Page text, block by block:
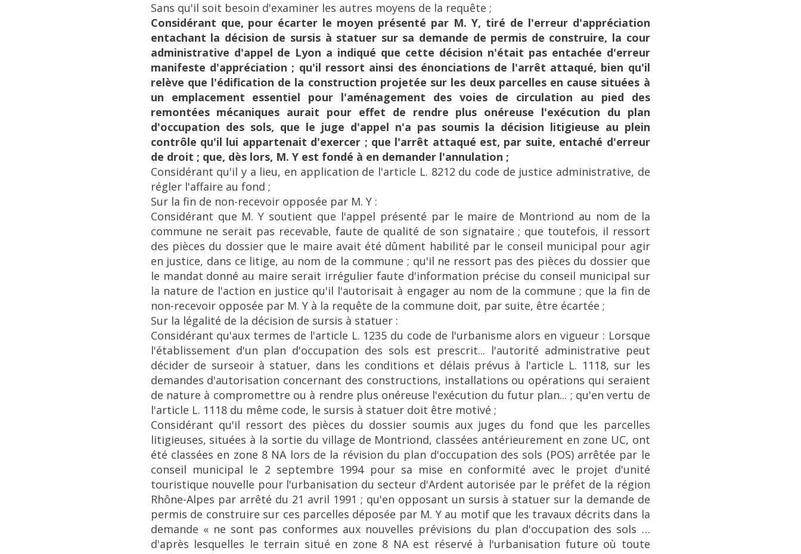
Sans qu'il soit besoin d'examiner les autres moyens de la requête ;
Considérant que, pour écarter le moyen présenté par M. Y, tiré de l'erreur d'appréciation
entachant la décision de sursis à statuer sur sa demande de permis de construire, la cour
administrative d'appel de Lyon a indiqué que cette décision n'était pas entachée d'erreur
manifeste d'appréciation ; qu'il ressort ainsi des énonciations de l'arrêt attaqué, bien qu'il
relève que l'édification de la construction projetée sur les deux parcelles en cause situées à
un emplacement essentiel pour l'aménagement des voies de circulation au pied des
remontées mécaniques aurait pour effet de rendre plus onéreuse l'exécution du plan
d'occupation des sols, que le juge d'appel n'a pas soumis la décision litigieuse au plein
contrôle qu'il lui appartenait d'exercer ; que l'arrêt attaqué est, par suite, entaché d'erreur
de droit ; que, dès lors, M. Y est fondé à en demander l'annulation ;
Considérant qu'il y a lieu, en application de l'article L. 8212 du code de justice administrative, de
régler l'affaire au fond ;
Sur la fin de non-recevoir opposée par M. Y :
Considérant que M. Y soutient que l'appel présenté par le maire de Montriond au nom de la
commune ne serait pas recevable, faute de qualité de son signataire ; que toutefois, il ressort
des pièces du dossier que le maire avait été dûment habilité par le conseil municipal pour agir
en justice, dans ce litige, au nom de la commune ; qu'il ne ressort pas des pièces du dossier que
le mandat donné au maire serait irrégulier faute d'information précise du conseil municipal sur
la nature de l'action en justice qu'il l'autorisait à engager au nom de la commune ; que la fin de
non-recevoir opposée par M. Y à la requête de la commune doit, par suite, être écartée ;
Sur la légalité de la décision de sursis à statuer :
Considérant qu'aux termes de l'article L. 1235 du code de l'urbanisme alors en vigueur : Lorsque
l'établissement d'un plan d'occupation des sols est prescrit... l'autorité administrative peut
décider de surseoir à statuer, dans les conditions et délais prévus à l'article L. 1118, sur les
demandes d'autorisation concernant des constructions, installations ou opérations qui seraient
de nature à compromettre ou à rendre plus onéreuse l'exécution du futur plan... ; qu'en vertu de
l'article L. 1118 du même code, le sursis à statuer doit être motivé ;
Considérant qu'il ressort des pièces du dossier soumis aux juges du fond que les parcelles
litigieuses, situées à la sortie du village de Montriond, classées antérieurement en zone UC, ont
été classées en zone 8 NA lors de la révision du plan d'occupation des sols (POS) arrêtée par le
conseil municipal le 2 septembre 1994 pour sa mise en conformité avec le projet d'unité
touristique nouvelle pour l'urbanisation du secteur d'Ardent autorisée par le préfet de la région
Rhône-Alpes par arrêté du 21 avril 1991 ; qu'en opposant un sursis à statuer sur la demande de
permis de construire sur ces parcelles déposée par M. Y au motif que les travaux décrits dans la
demande « ne sont pas conformes aux nouvelles prévisions du plan d'occupation des sols …
d'après lesquelles le terrain situé en zone 8 NA est réservé à l'urbanisation future où toute